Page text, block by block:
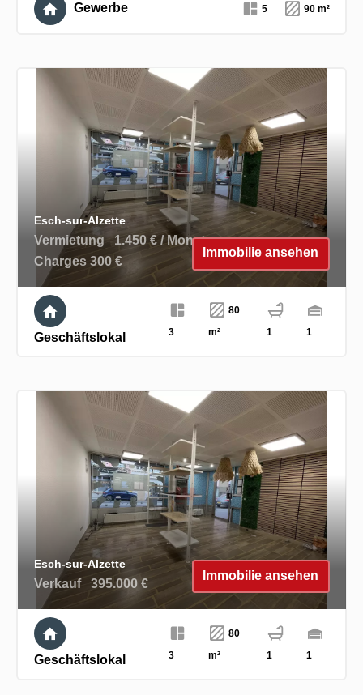
Gewerbe 5 90 m²
Esch-sur-Alzette
Vermietung
1.450 € / Monat
Charges 300 €
Immobilie ansehen
Geschäftslokal 3
80
m²
1 1
Esch-sur-Alzette
Verkauf 395.000 €
Immobilie ansehen
Geschäftslokal 3
80
m²
1 1